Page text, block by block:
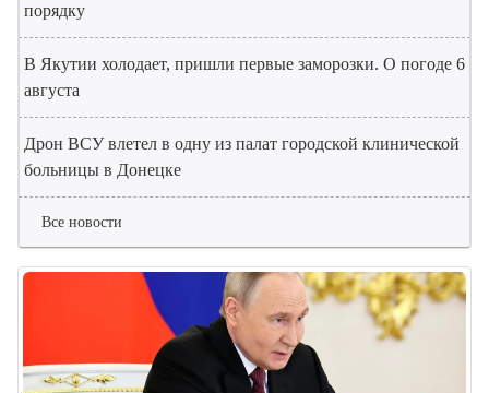
порядку
В Якутии холодает, пришли первые заморозки. О погоде 6
августа
Дрон ВСУ влетел в одну из палат городской клинической
больницы в Донецке
Все новости